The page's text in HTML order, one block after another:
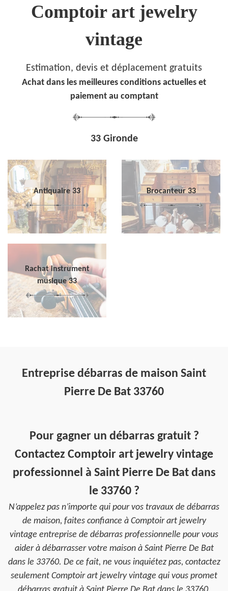
Comptoir art jewelry
vintage
Estimation, devis et déplacement gratuits
Achat dans les meilleures conditions actuelles et
paiement au comptant
33 Gironde
Antiquaire 33 Brocanteur 33
Rachat instrument
musique 33
Entreprise débarras de maison Saint
Pierre De Bat 33760
Pour gagner un débarras gratuit ?
Contactez Comptoir art jewelry vintage
professionnel à Saint Pierre De Bat dans
le 33760 ?
N’appelez pas n’importe qui pour vos travaux de débarras
de maison, faites confiance à Comptoir art jewelry
vintage entreprise de débarras professionnelle pour vous
aider à débarrasser votre maison à Saint Pierre De Bat
dans le 33760. De ce fait, ne vous inquiétez pas, contactez
seulement Comptoir art jewelry vintage qui vous promet